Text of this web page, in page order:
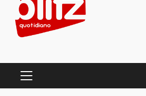
PRIMARY